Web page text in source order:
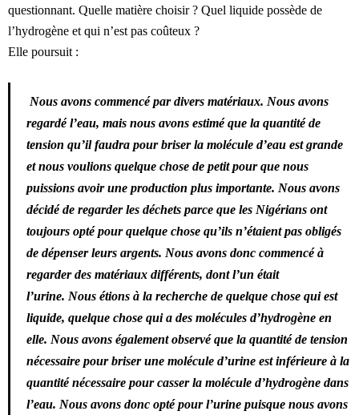
questionnant. Quelle matière choisir ? Quel liquide possède de
l’hydrogène et qui n’est pas coûteux ?
Elle poursuit :
Nous avons commencé par divers matériaux. Nous avons
regardé l’eau, mais nous avons estimé que la quantité de
tension qu’il faudra pour briser la molécule d’eau est grande
et nous voulions quelque chose de petit pour que nous
puissions avoir une production plus importante. Nous avons
décidé de regarder les déchets parce que les Nigérians ont
toujours opté pour quelque chose qu’ils n’étaient pas obligés
de dépenser leurs argents. Nous avons donc commencé à
regarder des matériaux différents, dont l’un était
l’urine. Nous étions à la recherche de quelque chose qui est
liquide, quelque chose qui a des molécules d’hydrogène en
elle. Nous avons également observé que la quantité de tension
nécessaire pour briser une molécule d’urine est inférieure à la
quantité nécessaire pour casser la molécule d’hydrogène dans
l’eau. Nous avons donc opté pour l’urine puisque nous avons